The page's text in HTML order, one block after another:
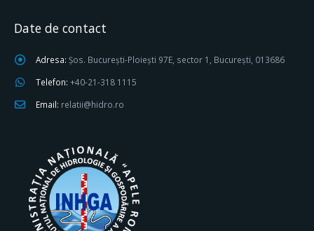
Date de contact
Adresa: Șos. București-Ploiești 97E, sector 1, București, 013686
Telefon: +40-21-318 1115
Email: relatii@hidro.ro